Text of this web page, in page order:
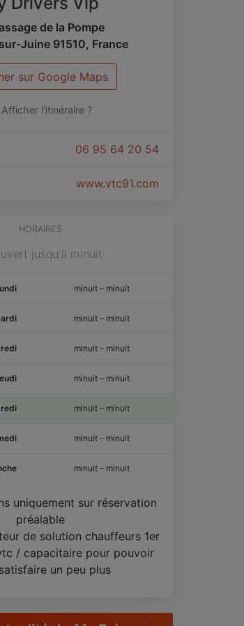
de la Pompe
Juine 91510, France
sur Google Maps
Afficher l'itinéraire ?
06 95 64 20 54
www.vtc91.com
HORAIRES
jusqu'à minuit
minuit – minuit
minuit – minuit
minuit – minuit
minuit – minuit
minuit – minuit
minuit – minuit
minuit – minuit
uniquement sur réservation
préalable
de solution chauffeurs 1er
/ capacitaire pour pouvoir
un peu plus